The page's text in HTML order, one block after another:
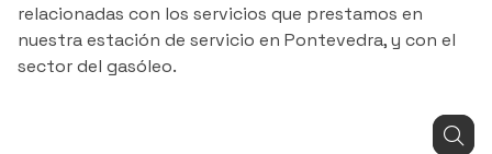
relacionadas con los servicios que prestamos en
nuestra estación de servicio en Pontevedra, y con el
sector del gasóleo.